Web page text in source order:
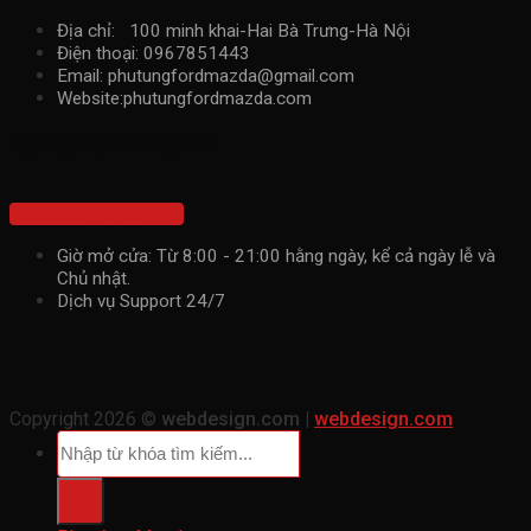
Địa chỉ: 100 minh khai-Hai Bà Trưng-Hà Nội
Điện thoại: 0967851443
Email: phutungfordmazda@gmail.com
Website:phutungfordmazda.com
Hotline: 0967851443
Giờ mở cửa: Từ 8:00 - 21:00 hằng ngày, kể cả ngày lễ và
Chủ nhật.
Dịch vụ Support 24/7
Copyright 2026 © webdesign.com | webdesign.com
Tìm
kiếm: